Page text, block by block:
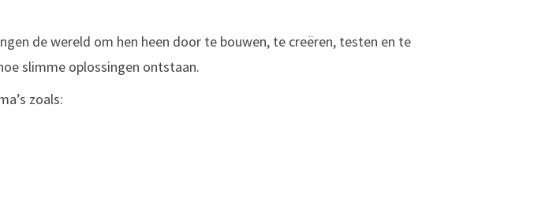
de wereld om hen heen door te bouwen, te creëren, testen en te
slimme oplossingen ontstaan.
zoals: